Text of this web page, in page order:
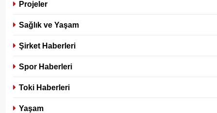
Projeler
Sağlık ve Yaşam
Şirket Haberleri
Spor Haberleri
Toki Haberleri
Yaşam